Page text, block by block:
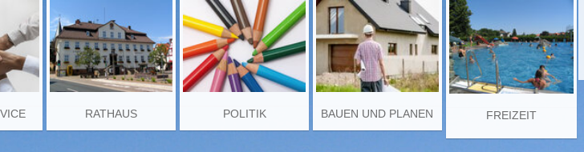
RATHAUS POLITIK BAUEN UND PLANEN FREIZEIT